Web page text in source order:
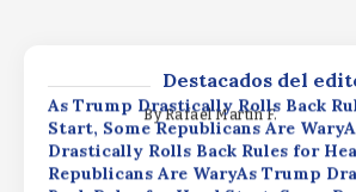
Destacados del
600 millones de euros
ByRafael Martín F.
ByRafael Martín F.
As Trump Drastically Rolls Back
Start, Some Republicans Are
Drastically Rolls Back Rules for
Republicans Are WaryAs Trump